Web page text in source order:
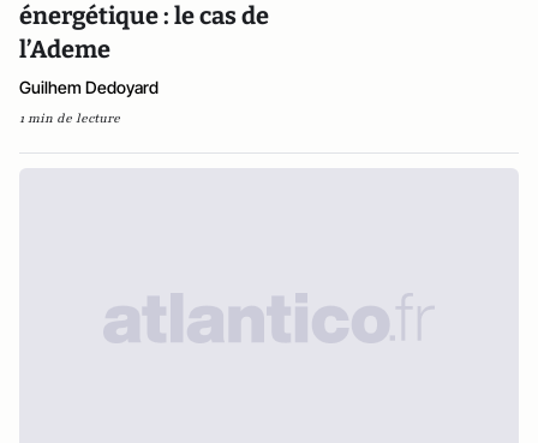
énergétique : le cas de
l’Ademe
Guilhem Dedoyard
1 min de lecture